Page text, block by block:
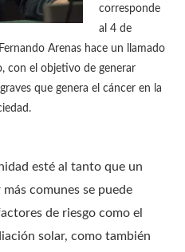
corresponde
al 4 de
Arenas hace un llamado
con el objetivo de generar
que genera el cáncer en la
esté al tanto que un
comunes se puede
de riesgo como el
solar, como también